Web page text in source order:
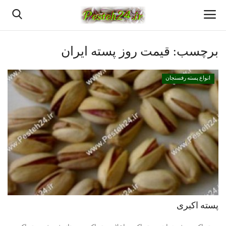
خانه
پسته اعلا رفسنجان
قیمت روزانه پسته رفسنجان
بهترین پسته رفسنجان
پسته رفسنجان
انواع پسته رفسنجان
دانستنیهای پـسـتـه رفسنجان
برچسب: قیمت روز پسته ایران
انواع پسته رفسنجان
پسته اکبری